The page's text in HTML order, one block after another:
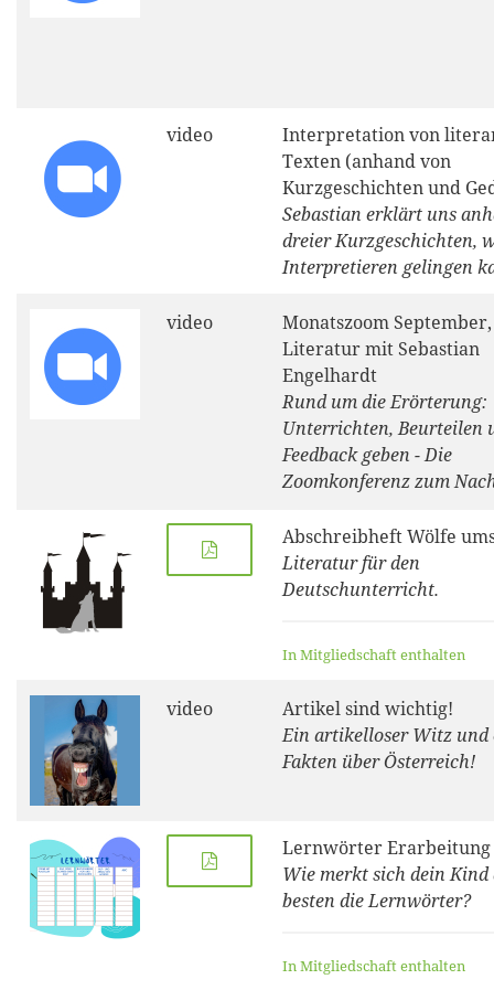
video
Interpretation von
Texten (anhand von
Kurzgeschichten und
Sebastian erklärt uns
dreier Kurzgeschichten,
Interpretieren gelingen
video
Monatszoom September,
Literatur mit Sebastian
Engelhardt
Rund um die Erörterung:
Unterrichten, Beurteilen
Feedback geben - Die
Zoomkonferenz zum
Abschreibheft Wölfe
Literatur für den
Deutschunterricht.
In Mitgliedschaft enthalten
video
Artikel sind wichtig!
Ein artikelloser Witz und
Fakten über Österreich!
Lernwörter Erarbeitung
Wie merkt sich dein Kind
besten die Lernwörter?
In Mitgliedschaft enthalten